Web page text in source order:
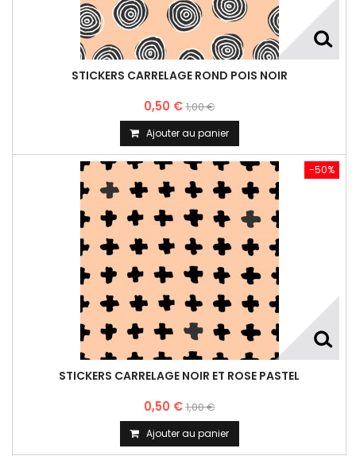
STICKERS CARRELAGE ROND POIS NOIR
0,50 €1,00 €
Ajouter au panier
STICKERS CARRELAGE NOIR ET ROSE PASTEL
0,50 €1,00 €
-50%
Ajouter au panier